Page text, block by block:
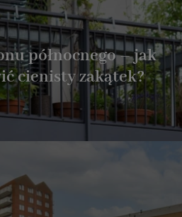
północnego – jak
cienisty zakątek?